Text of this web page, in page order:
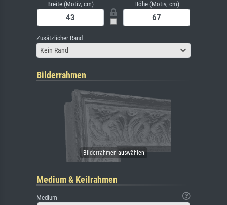
Breite (Motiv, cm) Höhe (Motiv, cm)
Zusätzlicher Rand
Kein Rand
Bilderrahmen
Medium & Keilrahmen
Medium